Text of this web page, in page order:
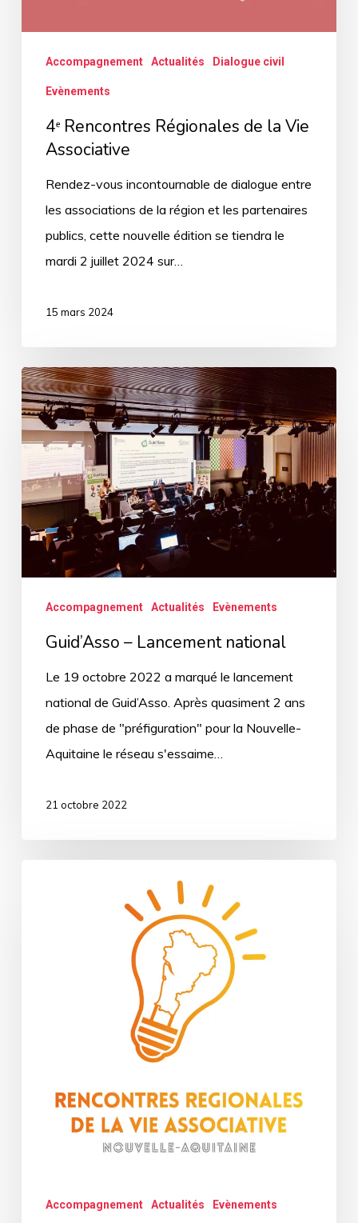
Accompagnement Actualités Dialogue civil
Evènements
4ᵉ Rencontres Régionales de la Vie
Associative
Rendez-vous incontournable de dialogue entre
les associations de la région et les partenaires
publics, cette nouvelle édition se tiendra le
mardi 2 juillet 2024 sur…
15 mars 2024
Guid’Asso
–
Lancement
national
Accompagnement Actualités Evènements
Guid’Asso – Lancement national
Le 19 octobre 2022 a marqué le lancement
national de Guid’Asso. Après quasiment 2 ans
de phase de "préfiguration" pour la Nouvelle-
Aquitaine le réseau s'essaime…
21 octobre 2022
Accompagnement Actualités Evènements